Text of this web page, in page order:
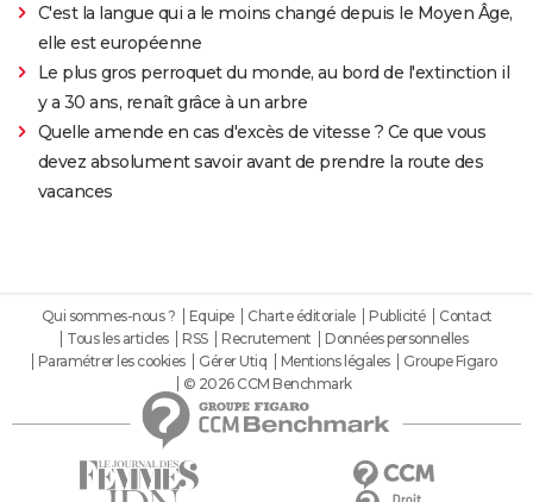
C'est la langue qui a le moins changé depuis le Moyen Âge,
elle est européenne
Le plus gros perroquet du monde, au bord de l'extinction il
y a 30 ans, renaît grâce à un arbre
Quelle amende en cas d'excès de vitesse ? Ce que vous
devez absolument savoir avant de prendre la route des
vacances
Qui sommes-nous ? Equipe Charte éditoriale Publicité
Contact
Tous les articles
RSS Recrutement
Données personnelles
Paramétrer les cookies
Gérer Utiq Mentions légales
Groupe Figaro
© 2026 CCM Benchmark